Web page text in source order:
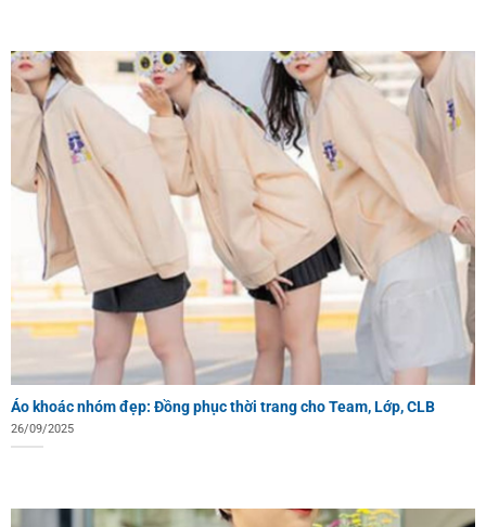
Áo khoác nhóm đẹp: Đồng phục thời trang cho Team, Lớp, CLB
26/09/2025